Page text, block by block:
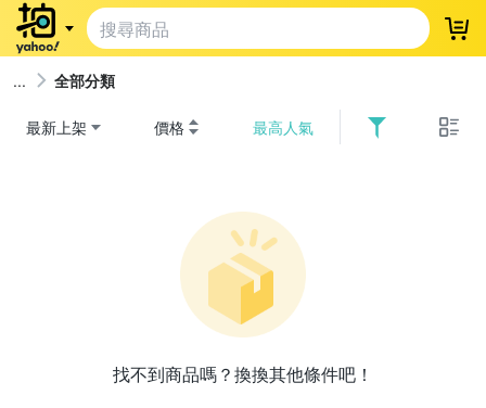
登
全部分類
最新上架 價格 最高人氣
找不到商品嗎？換換其他條件吧！